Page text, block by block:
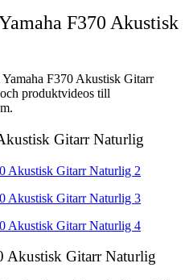
F370 Akustisk
F370 Akustisk Gitarr
produktvideos till
Gitarr Naturlig
Akustisk Gitarr Naturlig